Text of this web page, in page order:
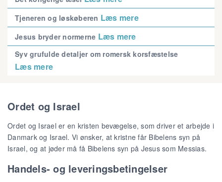
Tjeneren og løskøberen Læs mere
Jesus bryder normerne Læs mere
Syv grufulde detaljer om romersk korsfæstelse
Læs mere
Ordet og Israel
Ordet og Israel er en kristen bevægelse, som driver et arbejde i
Danmark og Israel. Vi ønsker, at kristne får Bibelens syn på
Israel, og at jøder må få Bibelens syn på Jesus som Messias.
Handels- og leveringsbetingelser